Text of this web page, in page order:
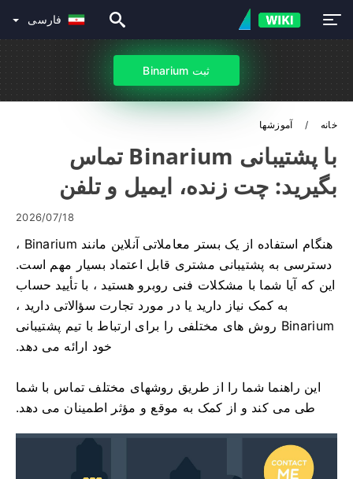
فارسی
ثبت Binarium
خانه آموزشها
با پشتیبانی Binarium تماس
بگیرید: چت زنده، ایمیل و تلفن
2026/07/18
هنگام استفاده از یک بستر معاملاتی آنلاین مانند Binarium ،
دسترسی به پشتیبانی مشتری قابل اعتماد بسیار مهم است.
این که آیا شما با مشکلات فنی روبرو هستید ، با تأیید حساب
به کمک نیاز دارید یا در مورد تجارت سؤالاتی دارید ،
Binarium روش های مختلفی را برای ارتباط با تیم پشتیبانی
خود ارائه می دهد.
این راهنما شما را از طریق روشهای مختلف تماس با شما
طی می کند و از کمک به موقع و مؤثر اطمینان می دهد.